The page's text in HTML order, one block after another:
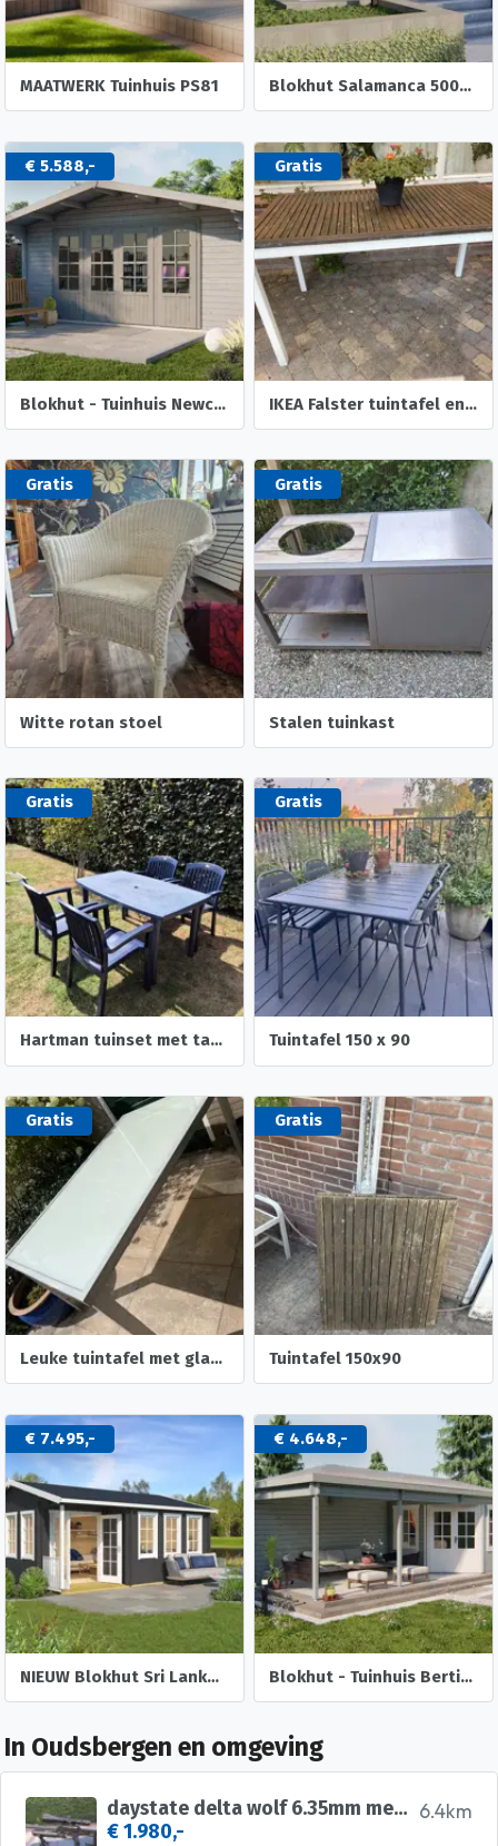
MAATWERK Tuinhuis PS81 Blokhut Salamanca 500x500 cm (ook bekend als Rose) heeft een
€ 5.588,-
Blokhut - Tuinhuis Newcastle | 58 mm | vuren onbehandeld
Gratis
IKEA Falster tuintafel en 3x IKEA Falster stapelbare tuinstoelen
Gratis
Witte rotan stoel
Gratis
Stalen tuinkast
Gratis
Hartman tuinset met tafel en 4 stoelen
Gratis
Tuintafel 150 x 90
Gratis
Leuke tuintafel met glasplaat
Gratis
Tuintafel 150x90
€ 7.495,-
NIEUW Blokhut Sri Lanka 44 Dgp+
€ 4.648,-
Blokhut - Tuinhuis Bertil | 44 mm | vuren onbehandeld
In Oudsbergen en omgeving
6.4km
daystate delta wolf 6.35mm met vector optics continental
€ 1.980,-